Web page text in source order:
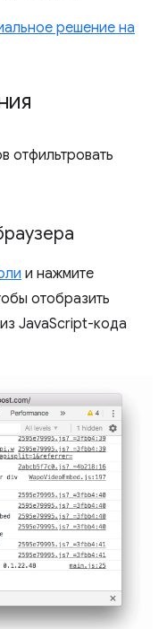
решение на
отфильтровать
и нажмите
отобразить
JavaScript-кода